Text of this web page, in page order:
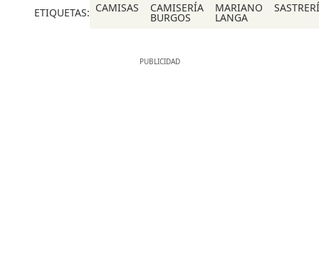
ETIQUETAS: CAMISAS CAMISERÍA
BURGOS
MARIANO
LANGA